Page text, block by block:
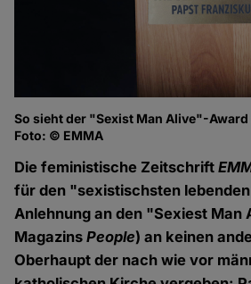
So sieht der "Sexist Man Alive"-Award
Foto: © EMMA
Die feministische Zeitschrift
für den "sexistischsten
Anlehnung an den "Sexiest Man
MagazinsPeople) an keinen
Oberhaupt der nach wie vor